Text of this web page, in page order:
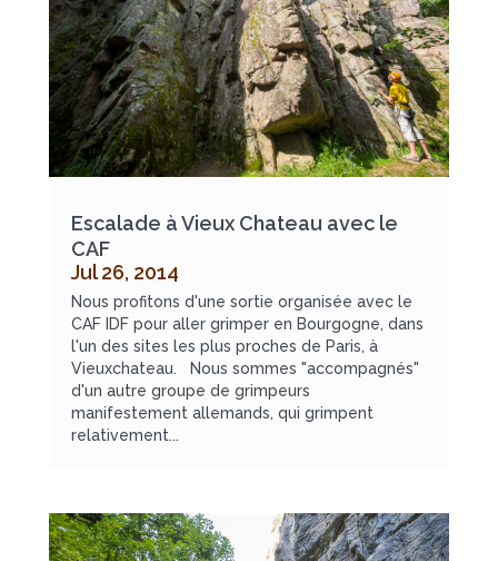
Escalade à Vieux Chateau avec le
CAF
Jul 26, 2014
Nous profitons d'une sortie organisée avec le
CAF IDF pour aller grimper en Bourgogne, dans
l'un des sites les plus proches de Paris, à
Vieuxchateau. Nous sommes "accompagnés"
d'un autre groupe de grimpeurs
manifestement allemands, qui grimpent
relativement...